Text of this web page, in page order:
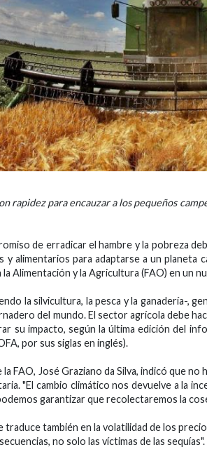
rapidez para encauzar a los pequeños
de erradicar el hambre y la pobreza
y alimentarios para adaptarse a un planeta
la Alimentación y la Agricultura (FAO) en un
la silvicultura, la pesca y la ganadería-,
del mundo. El sector agrícola debe
su impacto, según la última edición del
por sus siglas en inglés).
FAO, José Graziano da Silva, indicó que
"El cambio climático nos devuelve a la
garantizar que recolectaremos la
traduce también en la volatilidad de los
no solo las víctimas de las sequías".